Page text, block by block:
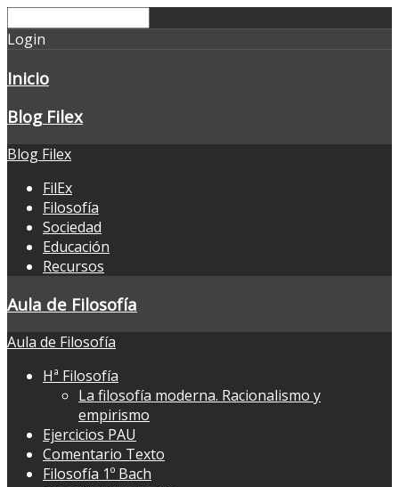
Login
Inicio
Blog Filex
Blog Filex
FilEx
Filosofía
Sociedad
Educación
Recursos
Aula de Filosofía
Aula de Filosofía
Hª Filosofía
La filosofía moderna. Racionalismo y
empirismo
Ejercicios PAU
Comentario Texto
Filosofía 1º Bach